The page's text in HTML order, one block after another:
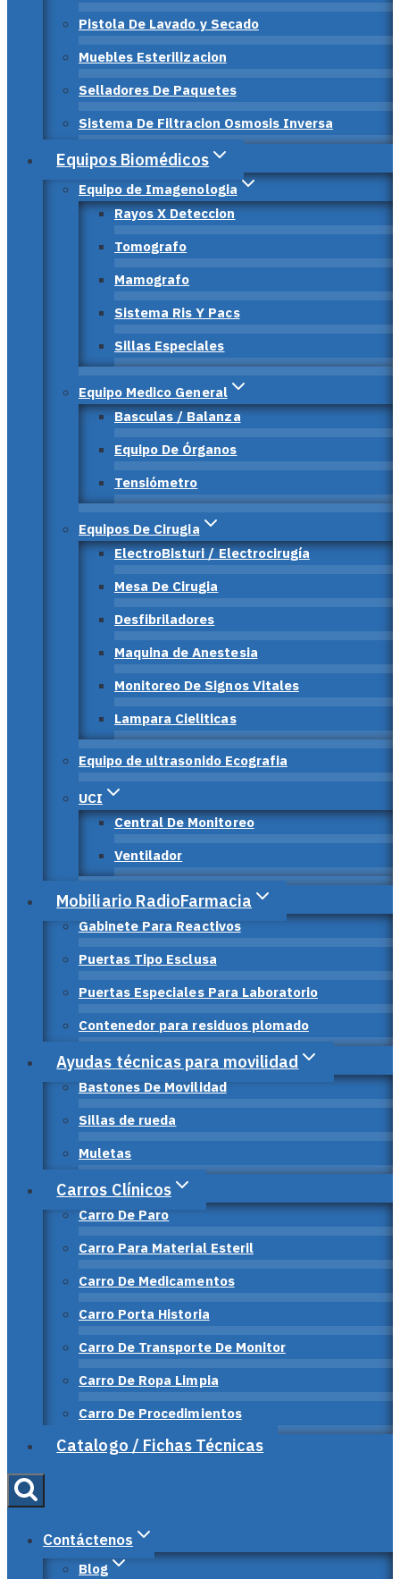
Pistola De Lavado y Secado
Muebles Esterilizacion
Selladores De Paquetes
Sistema De Filtracion Osmosis Inversa
Equipos Biomédicos
Equipo de Imagenologia
Rayos X Deteccion
Tomografo
Mamografo
Sistema Ris Y Pacs
Sillas Especiales
Equipo Medico General
Basculas / Balanza
Equipo De Órganos
Tensiómetro
Equipos De Cirugia
ElectroBisturi / Electrocirugía
Mesa De Cirugia
Desfibriladores
Maquina de Anestesia
Monitoreo De Signos Vitales
Lampara Cieliticas
Equipo de ultrasonido Ecografia
UCI
Central De Monitoreo
Ventilador
Mobiliario RadioFarmacia
Gabinete Para Reactivos
Puertas Tipo Esclusa
Puertas Especiales Para Laboratorio
Contenedor para residuos plomado
Ayudas técnicas para movilidad
Bastones De Movilidad
Sillas de rueda
Muletas
Carros Clínicos
Carro De Paro
Carro Para Material Esteril
Carro De Medicamentos
Carro Porta Historia
Carro De Transporte De Monitor
Carro De Ropa Limpia
Carro De Procedimientos
Catalogo / Fichas Técnicas
Contáctenos
Blog